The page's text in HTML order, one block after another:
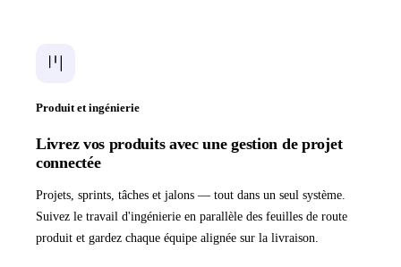
Produit et ingénierie
Livrez vos produits avec une gestion de projet
connectée
Projets, sprints, tâches et jalons — tout dans un seul système.
Suivez le travail d'ingénierie en parallèle des feuilles de route
produit et gardez chaque équipe alignée sur la livraison.